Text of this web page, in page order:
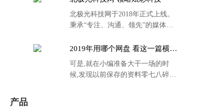
北极光科技网于2018年正式上线。
秉承“专注、沟通、领先”的媒体理
2019年用哪个网盘 看这一篇横评
可是,就在小编准备大干一场的时
候,发现以前保存的资料零七八碎,
产品